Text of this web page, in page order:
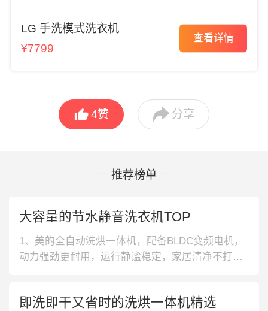
LG 手洗模式洗衣机
¥7799
查看详情
4赞  分享
推荐榜单
大容量的节水静音洗衣机TOP
1、美的全自动洗烘一体机，配备BLDC变频电机，
动力强劲更耐用，运行静谧稳定，家居清净不打
有效降低噪音。智能衣量感知功能，可自动调节进
即洗即干又省时的洗烘一体机精选